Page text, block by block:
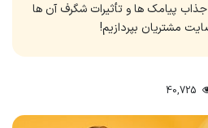
جذاب پیامک ها و تأثیرات شگرف آن ها
مشتریان بپردازیم!
40,725